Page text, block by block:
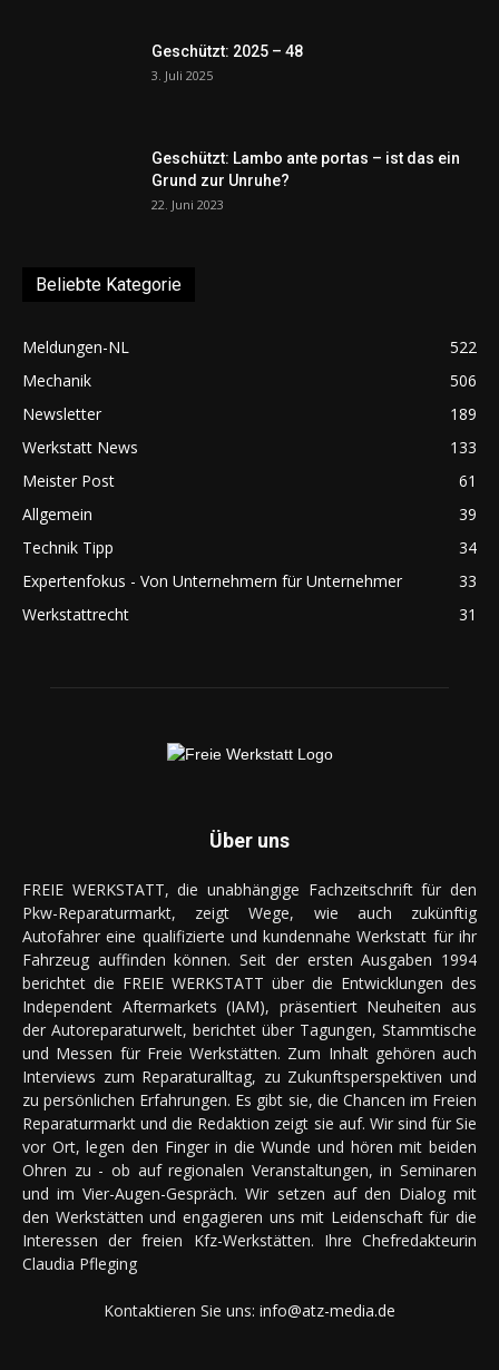
Geschützt: 2025 – 48
3. Juli 2025
Geschützt: Lambo ante portas – ist das ein
Grund zur Unruhe?
22. Juni 2023
Beliebte Kategorie
Meldungen-NL
522
Mechanik
506
Newsletter
189
Werkstatt News
133
Meister Post
61
Allgemein
39
Technik Tipp
34
Expertenfokus - Von Unternehmern für Unternehmer
33
Werkstattrecht
31
Über uns
FREIE WERKSTATT, die unabhängige Fachzeitschrift für den
Pkw-Reparaturmarkt, zeigt Wege, wie auch zukünftig
Autofahrer eine qualifizierte und kundennahe Werkstatt für ihr
Fahrzeug auffinden können. Seit der ersten Ausgaben 1994
berichtet die FREIE WERKSTATT über die Entwicklungen des
Independent Aftermarkets (IAM), präsentiert Neuheiten aus
der Autoreparaturwelt, berichtet über Tagungen, Stammtische
und Messen für Freie Werkstätten. Zum Inhalt gehören auch
Interviews zum Reparaturalltag, zu Zukunftsperspektiven und
zu persönlichen Erfahrungen. Es gibt sie, die Chancen im Freien
Reparaturmarkt und die Redaktion zeigt sie auf. Wir sind für Sie
vor Ort, legen den Finger in die Wunde und hören mit beiden
Ohren zu - ob auf regionalen Veranstaltungen, in Seminaren
und im Vier-Augen-Gespräch. Wir setzen auf den Dialog mit
den Werkstätten und engagieren uns mit Leidenschaft für die
Interessen der freien Kfz-Werkstätten. Ihre Chefredakteurin
Claudia Pfleging
Kontaktieren Sie uns: info@atz-media.de